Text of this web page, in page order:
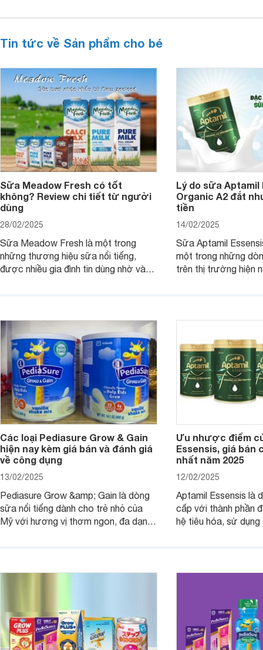
Tin tức về Sản phẩm cho bé
Sữa Meadow Fresh có tốt
không? Review chi tiết từ người
dùng
28/02/2025
Sữa Meadow Fresh là một trong
những thương hiệu sữa nổi tiếng,
được nhiều gia đình tin dùng nhờ vào
dưỡng có gì đặc biệt? Giá sữa
Meadow Fresh trên thị trường hiện
nay ra sao? Hãy cùng tìm hiểu ngay.
Lý do sữa Aptamil
Organic A2 đắt
tiền
14/02/2025
Sữa Aptamil
một trong những
trên thị trường hiện
hơn so với các
4 yếu tố sau.
Các loại Pediasure Grow & Gain
hiện nay kèm giá bán và đánh giá
về công dụng
13/02/2025
Pediasure Grow &amp; Gain là dòng
sữa nổi tiếng dành cho trẻ nhỏ của
Mỹ với hương vị thơm ngon, đa dạng
Pediasure Grow &amp; Gain hiện nay
Ưu nhược điểm
Essensis, giá bán
nhất năm 2025
12/02/2025
Aptamil Essensis là
cấp với thành phần
hệ tiêu hóa, sử
cùng Websosanh.vn